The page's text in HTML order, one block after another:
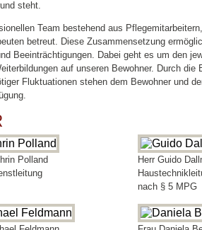
steht.
Team bestehend aus
betreut. Diese Zusammensetzung
Beeinträchtigungen. Dabei geht es um den
auf unseren Bewohner. Durch die
Fluktuationen stehen dem Bewohner und
Polland
Herr Guido
nach § 5 MPG